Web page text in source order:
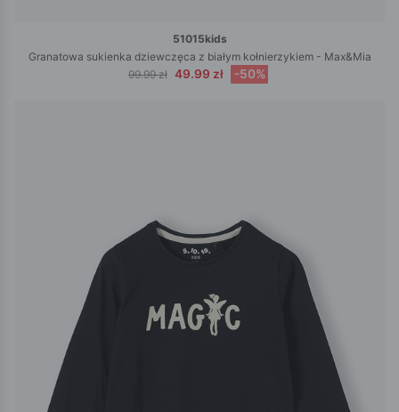
51015kids
Granatowa sukienka dziewczęca z białym kołnierzykiem - Max&Mia
99.99 zł 49.99 zł -50%